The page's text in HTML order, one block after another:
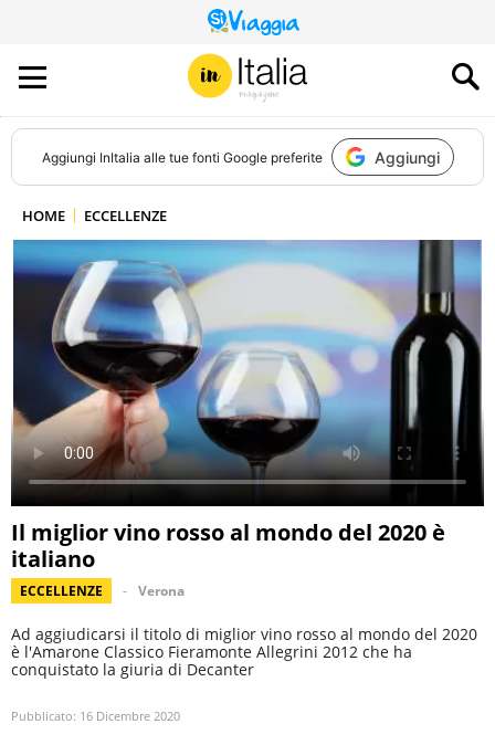
QUESTO
SITO
CONTRIBUISCE
ALL’AUDIENCE
DI
Aggiungi InItalia alle tue fonti Google preferite Aggiungi
HOME ECCELLENZE
Il miglior vino rosso al mondo del 2020 è
italiano
ECCELLENZE Verona
Ad aggiudicarsi il titolo di miglior vino rosso al mondo del 2020
è l'Amarone Classico Fieramonte Allegrini 2012 che ha
conquistato la giuria di Decanter
Pubblicato: 16 Dicembre 2020